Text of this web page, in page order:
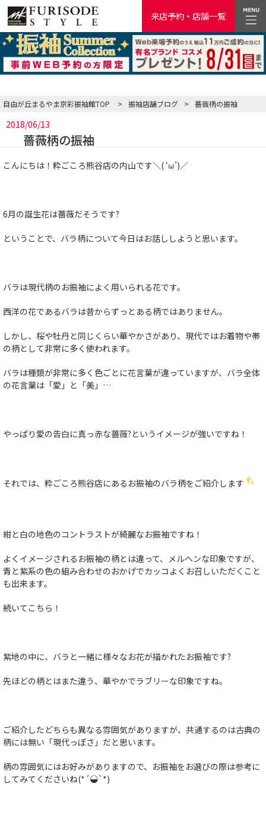
来店予約・店舗一覧
自由が丘まるやま京彩振袖館TOP > 振袖店舗ブログ > 薔薇柄の振袖
2018/06/13
薔薇柄の振袖
こんにちは！粋ごころ熊谷店の内山です＼( ‘ω’)／
6月の誕生花は薔薇だそうです?
ということで、バラ柄について今日はお話ししようと思います。
バラは現代柄のお振袖によく用いられる花です。
西洋の花であるバラは昔からずっとある柄ではありません。
しかし、桜や牡丹と同じくらい華やかさがあり、現代ではお着物や帯
の柄として非常に多く使われます。
バラは種類が非常に多く色ごとに花言葉が違っていますが、バラ全体
の花言葉は「愛」と「美」…
やっぱり愛の告白に真っ赤な薔薇?というイメージが強いですね！
それでは、粋ごころ熊谷店にあるお振袖のバラ柄をご紹介します
紺と白の地色のコントラストが綺麗なお振袖ですね！
よくイメージされるお振袖の柄とは違って、メルヘンな印象ですが、
青と紫系の色の組み合わせのおかげでカッコよくお召しいただくこと
も出来ます。
続いてこちら！
紫地の中に、バラと一緒に様々なお花が描かれたお振袖です?
先ほどの柄とはまた違う、華やかでラブリーな印象ですね。
ご紹介したどちらも異なる雰囲気がありますが、共通するのは古典の
柄には無い「現代っぽさ」だと思います。
柄の雰囲気にはお好みがありますので、お振袖をお選びの際は参考に
してみてくださいね(*´◒`*)